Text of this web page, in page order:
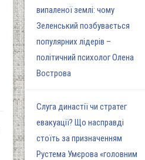
випаленої землі: чому
Зеленський позбувається
популярних лідерів –
політичний психолог Олена
Вострова
Слуга династії чи стратег
евакуації? Що насправді
стоїть за призначенням
Рустема Умєрова «головним